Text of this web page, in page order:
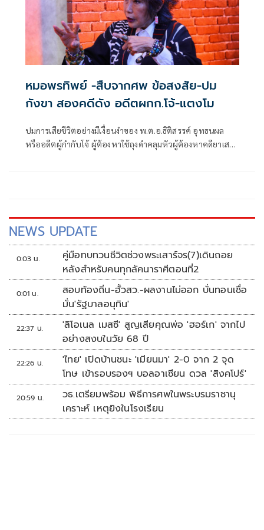
หมอพรทิพย์ -สืบจากศพ ข้อสงสัย-ปม
กังขา สองคดีดัง อดีตผกก.โจ้-แตงโม
ปมการเสียชีวิตอย่างมีเงื่อนงำของ พ.ต.อ.ธิติสรรค์ อุทธนผล
หรืออดีตผู้กำกับโจ้ ผู้ต้องหาใช้ถุงดำคลุมหัวผู้ต้องหาคดียาเสพ
NEWS UPDATE
0:03 น.
คู่มือทบทวนชีวิตช่วงพระเสาร์จร(7)เดินถอย
หลังสำหรับคนทุกลัคนาราศีตอนที่2
0:01 น.
สอบท้องถิ่น-ฮั้วสว.-ผลงานไม่ออก บั่นทอนเชื่อ
มั่น'รัฐบาลอนุทิน'
22:37 น.
'ลิโอเนล เมสซี' สูญเสียคุณพ่อ 'ฮอร์เก' จากไป
อย่างสงบในวัย 68 ปี
22:26 น.
'ไทย' เปิดบ้านชนะ 'เมียนมา' 2-0 จาก 2 จุด
โทษ เข้ารอบรองฯ บอลอาเซียน ดวล 'สิงคโปร์'
20:59 น.
วธ.เตรียมพร้อม พิธีการศพในพระบรมราชานุ
เคราะห์ เหตุยิงในโรงเรียน